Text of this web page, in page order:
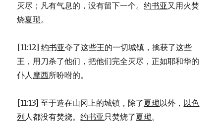
灭尽；凡有气息的，没有留下一个。约书亚 又用火焚
烧夏琐。
[11:12]约书亚夺了这些王的一切城镇，擒获了这些
王，用刀杀了他们，把他们完全灭尽，正如耶和华的
仆人摩西所吩咐的。
[11:13] 至于造在山冈上的城镇，除了夏琐以外， 以色
列人都没有焚烧。约书亚 只焚烧了夏琐。